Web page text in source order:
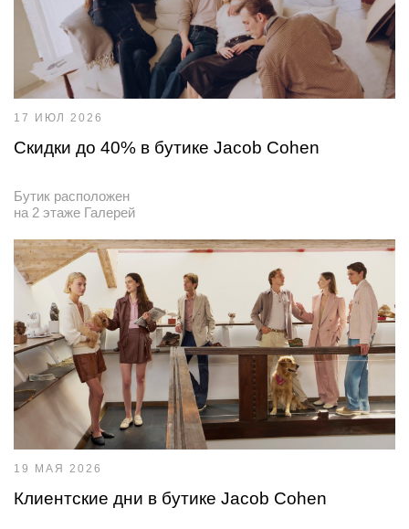
17 ИЮЛ 2026
Скидки до 40% в бутике Jacob Cohen
Бутик расположен
на 2 этаже Галерей
19 МАЯ 2026
Клиентские дни в бутике Jacob Cohen